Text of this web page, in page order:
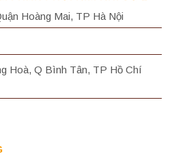
Hoàng Mai, TP Hà Nội
Hoà, Q Bình Tân, TP Hồ Chí